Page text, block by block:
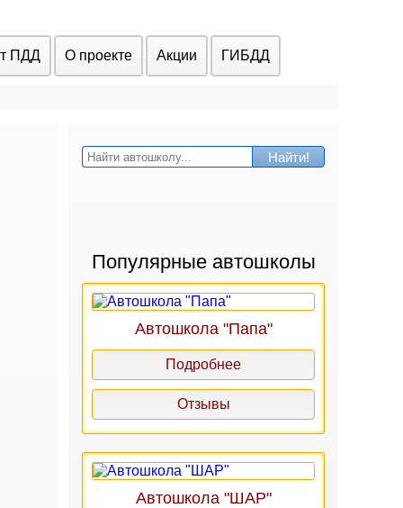
ПДД О проекте Акции ГИБДД
Найти!
Популярные автошколы
Автошкола "Папа"
Подробнее
Отзывы
Автошкола "ШАР"